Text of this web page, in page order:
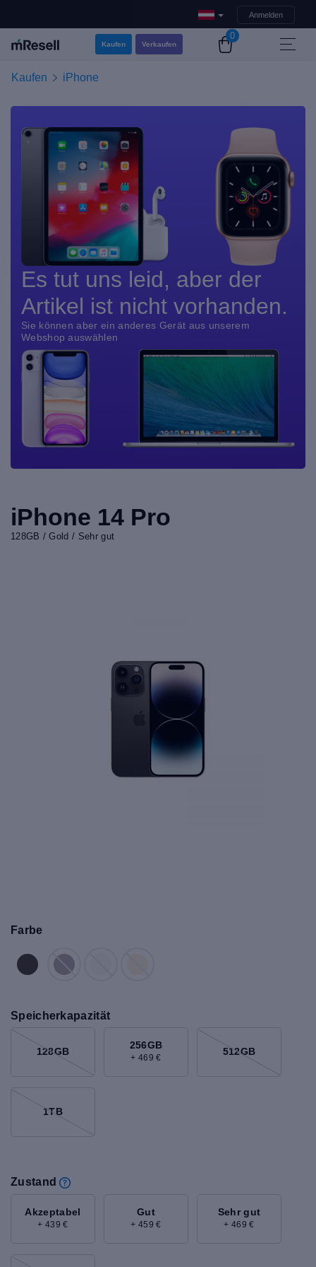
Anmelden
Kaufen Verkaufen
0
Kaufen iPhone
Es tut uns leid, aber der
Artikel ist nicht vorhanden.
Sie können aber ein anderes Gerät aus unserem
Webshop auswählen
iPhone 14 Pro
128GB / Gold / Sehr gut
Farbe
Speicherkapazität
128GB
256GB
+ 469 €
512GB
1TB
Zustand
Akzeptabel
+ 439 €
Gut
+ 459 €
Sehr gut
+ 469 €